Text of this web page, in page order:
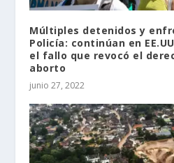
Múltiples detenidos y
Policía: continúan en
el fallo que revocó el
aborto
junio 27, 2022